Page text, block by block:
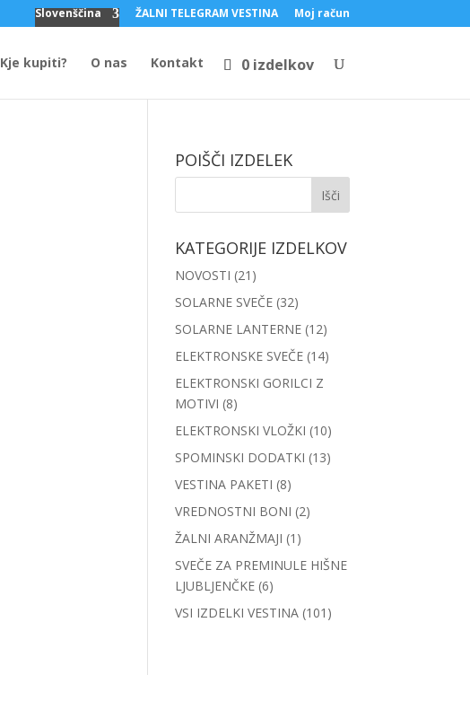
Slovenščina ŽALNI TELEGRAM VESTINA Moj račun
Kje kupiti? O nas Kontakt 0 izdelkov
POIŠČI IZDELEK
KATEGORIJE IZDELKOV
NOVOSTI (21)
SOLARNE SVEČE (32)
SOLARNE LANTERNE (12)
ELEKTRONSKE SVEČE (14)
ELEKTRONSKI GORILCI Z
MOTIVI (8)
ELEKTRONSKI VLOŽKI (10)
SPOMINSKI DODATKI (13)
VESTINA PAKETI (8)
VREDNOSTNI BONI (2)
ŽALNI ARANŽMAJI (1)
SVEČE ZA PREMINULE HIŠNE
LJUBLJENČKE (6)
VSI IZDELKI VESTINA (101)